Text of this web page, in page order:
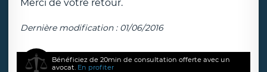
Merci de votre retour.
Dernière modification : 01/06/2016
Bénéficiez de 20min de consultation offerte avec un
avocat. En profiter